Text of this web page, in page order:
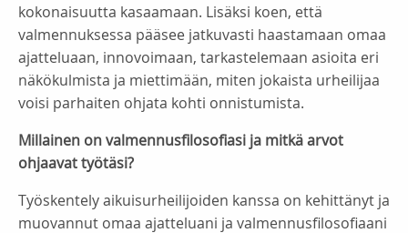
kokonaisuutta kasaamaan. Lisäksi koen, että
valmennuksessa pääsee jatkuvasti haastamaan omaa
ajatteluaan, innovoimaan, tarkastelemaan asioita eri
näkökulmista ja miettimään, miten jokaista urheilijaa
voisi parhaiten ohjata kohti onnistumista.
Millainen on valmennusfilosofiasi ja mitkä arvot
ohjaavat työtäsi?
Työskentely aikuisurheilijoiden kanssa on kehittänyt ja
muovannut omaa ajatteluani ja valmennusfilosofiaani